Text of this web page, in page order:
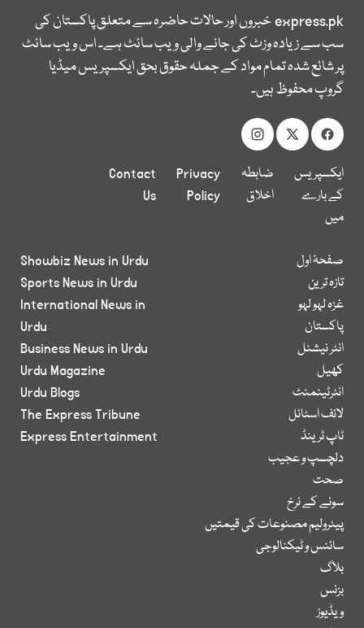
express.pkخبروں اور حالات حاضرہ سے متعلق پاکستان کی
سب سے زیادہ وزٹ کی جانے والی ویب سائٹ ہے۔ اس ویب سائٹ
پر شائع شدہ تمام مواد کے جملہ حقوق بحق ایکسپریس میڈیا
گروپ محفوظ ہیں۔
ایکسپریس
کے بارے
میں
ضابطہ
اخلاق
Privacy
Policy
Contact
Us
صفحۂ اول
تازہ ترین
غزہ لہو لہو
پاکستان
انٹر نیشنل
کھیل
انٹرٹینمنٹ
لائف اسٹائل
ٹاپ ٹرینڈ
دلچسپ و عجیب
صحت
سونے کے نرخ
پیٹرولیم مصنوعات کی قیمتیں
سائنس و ٹیکنالوجی
بلاگ
بزنس
ویڈیوز
Showbiz News in Urdu
Sports News in Urdu
International News in
Urdu
Business News in Urdu
Urdu Magazine
Urdu Blogs
The Express Tribune
Express Entertainment